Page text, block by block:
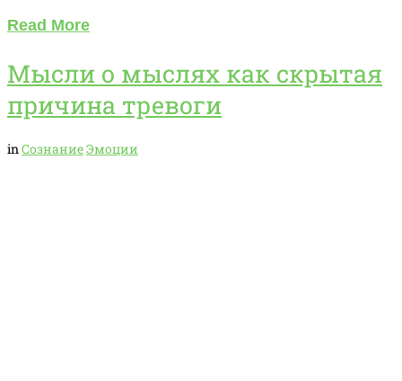
Read More
Мысли о мыслях как скрытая
причина тревоги
inСознаниеЭмоции